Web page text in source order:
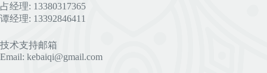
占经理: 13380317365
谭经理: 13392846411
技术支持邮箱
Email: kebaiqi@gmail.com